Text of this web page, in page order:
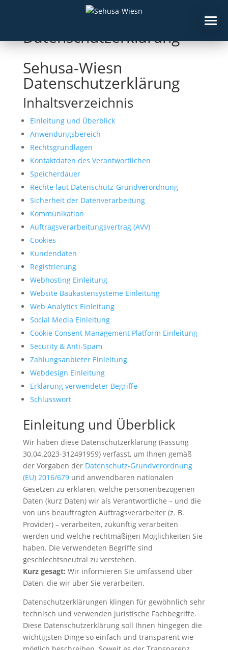
Datenschutzerklärung
Sehusa-Wiesn
Datenschutzerklärung
Inhaltsverzeichnis
Einleitung und Überblick
Anwendungsbereich
Rechtsgrundlagen
Kontaktdaten des Verantwortlichen
Speicherdauer
Rechte laut Datenschutz-Grundverordnung
Sicherheit der Datenverarbeitung
Kommunikation
Auftragsverarbeitungsvertrag (AVV)
Cookies
Kundendaten
Registrierung
Webhosting Einleitung
Website Baukastensysteme Einleitung
Web Analytics Einleitung
Social Media Einleitung
Cookie Consent Management Platform Einleitung
Security & Anti-Spam
Zahlungsanbieter Einleitung
Webdesign Einleitung
Erklärung verwendeter Begriffe
Schlusswort
Einleitung und Überblick
Wir haben diese Datenschutzerklärung (Fassung
30.04.2023-312491959) verfasst, um Ihnen gemäß
der Vorgaben der Datenschutz-Grundverordnung
(EU) 2016/679und anwendbaren nationalen
Gesetzen zu erklären, welche personenbezogenen
Daten (kurz Daten) wir als Verantwortliche – und die
von uns beauftragten Auftragsverarbeiter (z. B.
Provider) – verarbeiten, zukünftig verarbeiten
werden und welche rechtmäßigen Möglichkeiten Sie
haben. Die verwendeten Begriffe sind
geschlechtsneutral zu verstehen.
Kurz gesagt: Wir informieren Sie umfassend über
Daten, die wir über Sie verarbeiten.
Datenschutzerklärungen klingen für gewöhnlich sehr
technisch und verwenden juristische Fachbegriffe.
Diese Datenschutzerklärung soll Ihnen hingegen die
wichtigsten Dinge so einfach und transparent wie